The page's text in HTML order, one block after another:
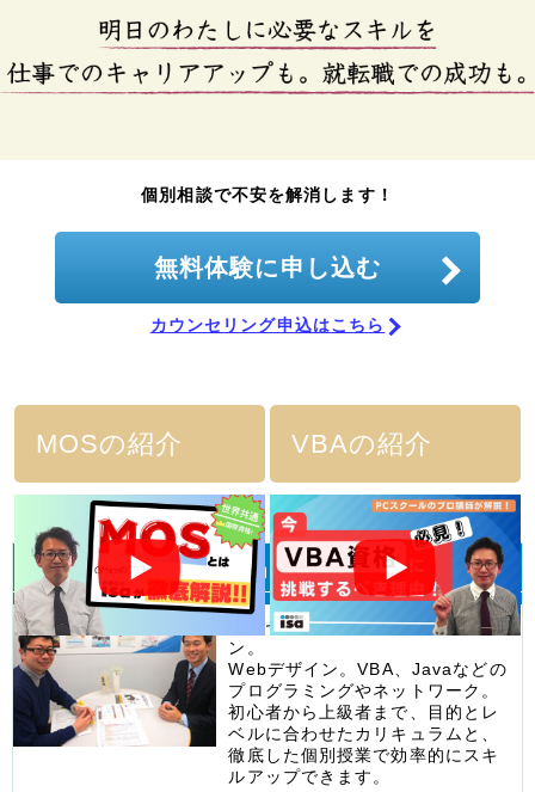
個別相談で不安を解消します！
無料体験に申し込む
カウンセリング申込はこちら
MOSの紹介 VBAの紹介
オフィスもWebもプログラムも 個別指導
エクセルなどのビジネスパソコ
ン。
Webデザイン。VBA、Javaなどの
プログラミングやネットワーク。
初心者から上級者まで、目的とレ
ベルに合わせたカリキュラムと、
徹底した個別授業で効率的にスキ
ルアップできます。